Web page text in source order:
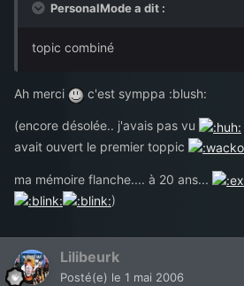
PersonalMode a dit :
topic combiné
Ah merci c'est symppa :blush:
(encore désolée.. j'avais pas vu
avait ouvert le premier toppic
ma mémoire flanche.... à 20 ans...
)
Lilibeurk
Posté(e) le 1 mai 2006